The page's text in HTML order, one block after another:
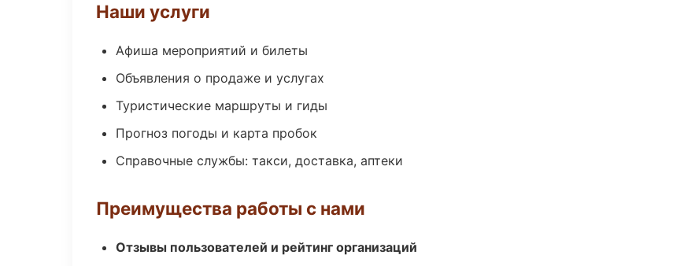
Наши услуги
Афиша мероприятий и билеты
Объявления о продаже и услугах
Туристические маршруты и гиды
Прогноз погоды и карта пробок
Справочные службы: такси, доставка, аптеки
Преимущества работы с нами
Отзывы пользователей и рейтинг организаций